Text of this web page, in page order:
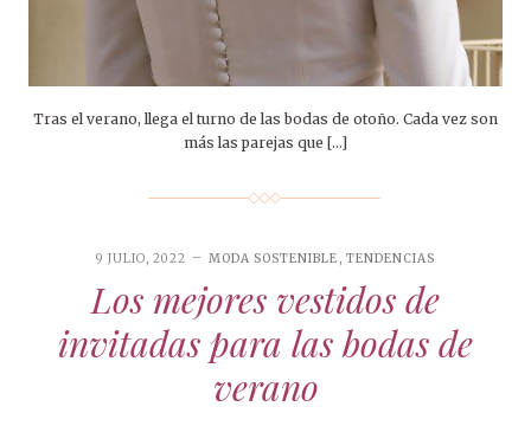
Tras el verano, llega el turno de las bodas de otoño. Cada vez son
más las parejas que […]
9 JULIO, 2022 MODA SOSTENIBLE , TENDENCIAS
Los mejores vestidos de
invitadas para las bodas de
verano